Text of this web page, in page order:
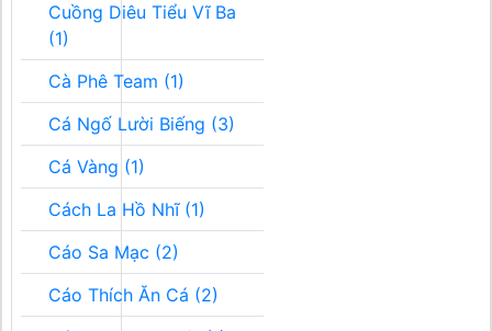
Cuồng Diêu Tiểu Vĩ Ba
(1)
Cà Phê Team (1)
Cá Ngố Lười Biếng (3)
Cá Vàng (1)
Cách La Hồ Nhĩ (1)
Cáo Sa Mạc (2)
Cáo Thích Ăn Cá (2)